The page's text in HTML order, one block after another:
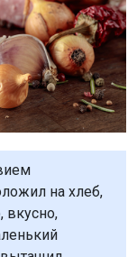
на хлеб,
вкусно,